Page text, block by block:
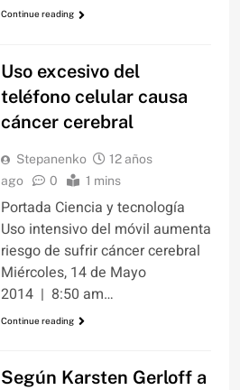
Continue reading
Uso excesivo del
teléfono celular causa
cáncer cerebral
Stepanenko
12 años
ago
0 1 mins
Portada Ciencia y tecnología
Uso intensivo del móvil aumenta
riesgo de sufrir cáncer cerebral
Miércoles, 14 de Mayo
2014 | 8:50 am…
Continue reading
Según Karsten Gerloff a